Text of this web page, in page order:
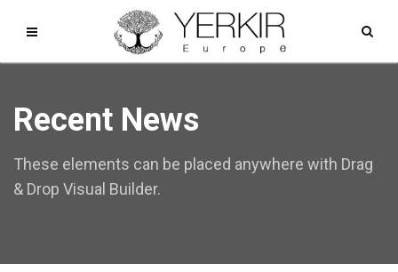
Recent News
These elements can be placed anywhere with Drag
& Drop Visual Builder.